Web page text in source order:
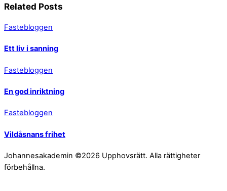
Related Posts
Fastebloggen
Ett liv i sanning
Fastebloggen
En god inriktning
Fastebloggen
Vildåsnans frihet
Johannesakademin ©2026 Upphovsrätt. Alla rättigheter
förbehållna.